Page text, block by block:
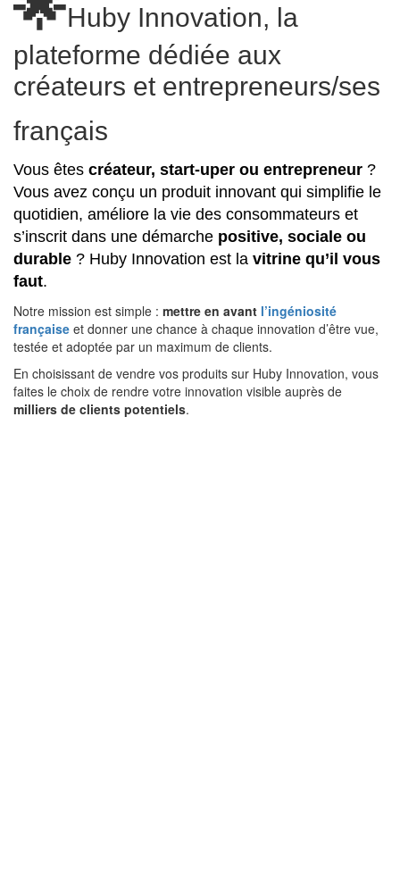
Huby Innovation, la
plateforme dédiée aux
créateurs et entrepreneurs/ses
français
Vous êtes créateur, start-uper ou entrepreneur ?
Vous avez conçu un produit innovant qui simplifie le
quotidien, améliore la vie des consommateurs et
s’inscrit dans une démarche positive, sociale ou
durable ? Huby Innovation est la vitrine qu’il vous
faut.
Notre mission est simple : mettre en avant l’ingéniosité
française et donner une chance à chaque innovation d’être vue,
testée et adoptée par un maximum de clients.
En choisissant de vendre vos produits sur Huby Innovation, vous
faites le choix de rendre votre innovation visible auprès de
milliers de clients potentiels.